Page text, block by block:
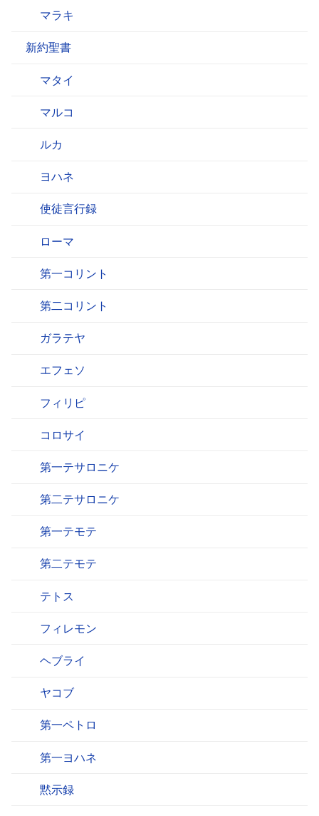
マラキ
新約聖書
マタイ
マルコ
ルカ
ヨハネ
使徒言行録
ローマ
第一コリント
第二コリント
ガラテヤ
エフェソ
フィリピ
コロサイ
第一テサロニケ
第二テサロニケ
第一テモテ
第二テモテ
テトス
フィレモン
ヘブライ
ヤコブ
第一ペトロ
第一ヨハネ
黙示録